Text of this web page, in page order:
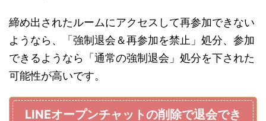
締め出されたルームにアクセスして再参加できない
ようなら、「強制退会＆再参加を禁止」処分、参加
できるようなら「通常の強制退会」処分を下された
可能性が高いです。
LINEオープンチャットの削除で退会でき